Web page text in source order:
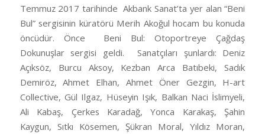
Temmuz 2017 tarihinde Akbank Sanat’ta yer alan “Beni
Bul” sergisinin küratörü Merih Akoğul hocam bu konuda
öncüdür. Önce Beni Bul: Otoportreye Çağdaş
Dokunuşlar sergisi geldi. Sanatçıları şunlardı: Deniz
Açıksöz, Burcu Aksoy, Kezban Arca Batıbeki, Sadık
Demiröz, Ahmet Elhan, Ahmet Öner Gezgin, H-art
Collective, Gül Ilgaz, Hüseyin Işık, Balkan Naci İslimyeli,
Ali Kabaş, Çerkes Karadağ, Yonca Karakaş, Şahin
Kaygun, Sıtkı Kösemen, Şükran Moral, Yıldız Moran,